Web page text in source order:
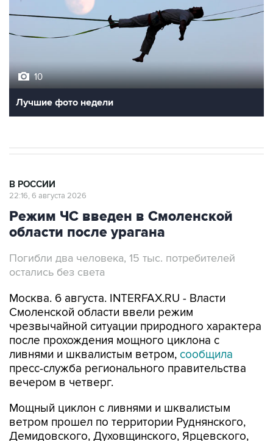
10
Лучшие фото недели
В РОССИИ
22:16, 6 августа 2026
Режим ЧС введен в Смоленской
области после урагана
Погибли два человека, 15 тыс. потребителей
остались без света
Москва. 6 августа. INTERFAX.RU - Власти
Смоленской области ввели режим
чрезвычайной ситуации природного характера
после прохождения мощного циклона с
ливнями и шквалистым ветром, сообщила
пресс-служба регионального правительства
вечером в четверг.
Мощный циклон с ливнями и шквалистым
ветром прошел по территории Руднянского,
Демидовского, Духовщинского, Ярцевского,